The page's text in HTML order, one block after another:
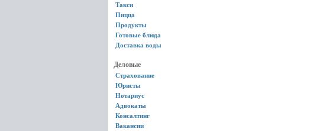
Такси
Пицца
Продукты
Готовые блюда
Доставка воды
Деловые
Страхование
Юристы
Нотариус
Адвокаты
Консалтинг
Вакансии